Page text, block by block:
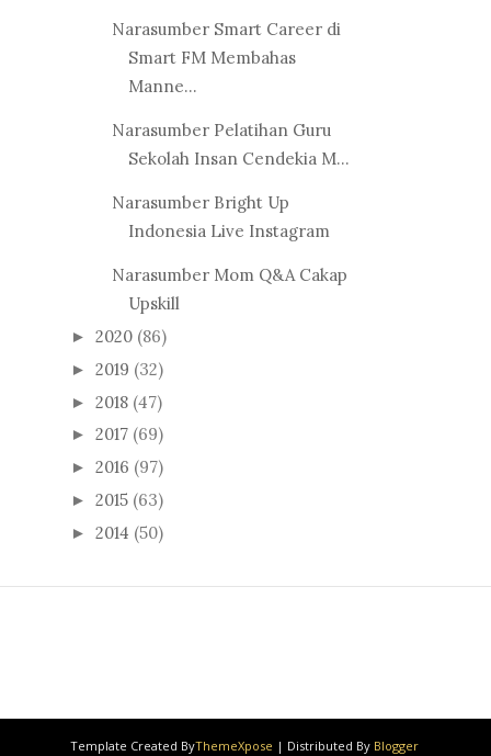
Narasumber Smart Career di
Smart FM Membahas
Manne...
Narasumber Pelatihan Guru
Sekolah Insan Cendekia M...
Narasumber Bright Up
Indonesia Live Instagram
Narasumber Mom Q&A Cakap
Upskill
► 2020 (86)
► 2019 (32)
► 2018 (47)
► 2017 (69)
► 2016 (97)
► 2015 (63)
► 2014 (50)
Template Created ByThemeXpose | Distributed By Blogger